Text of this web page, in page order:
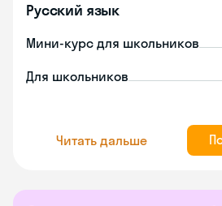
Русский язык
Мини-курс для школьников
Для школьников
Читать дальше